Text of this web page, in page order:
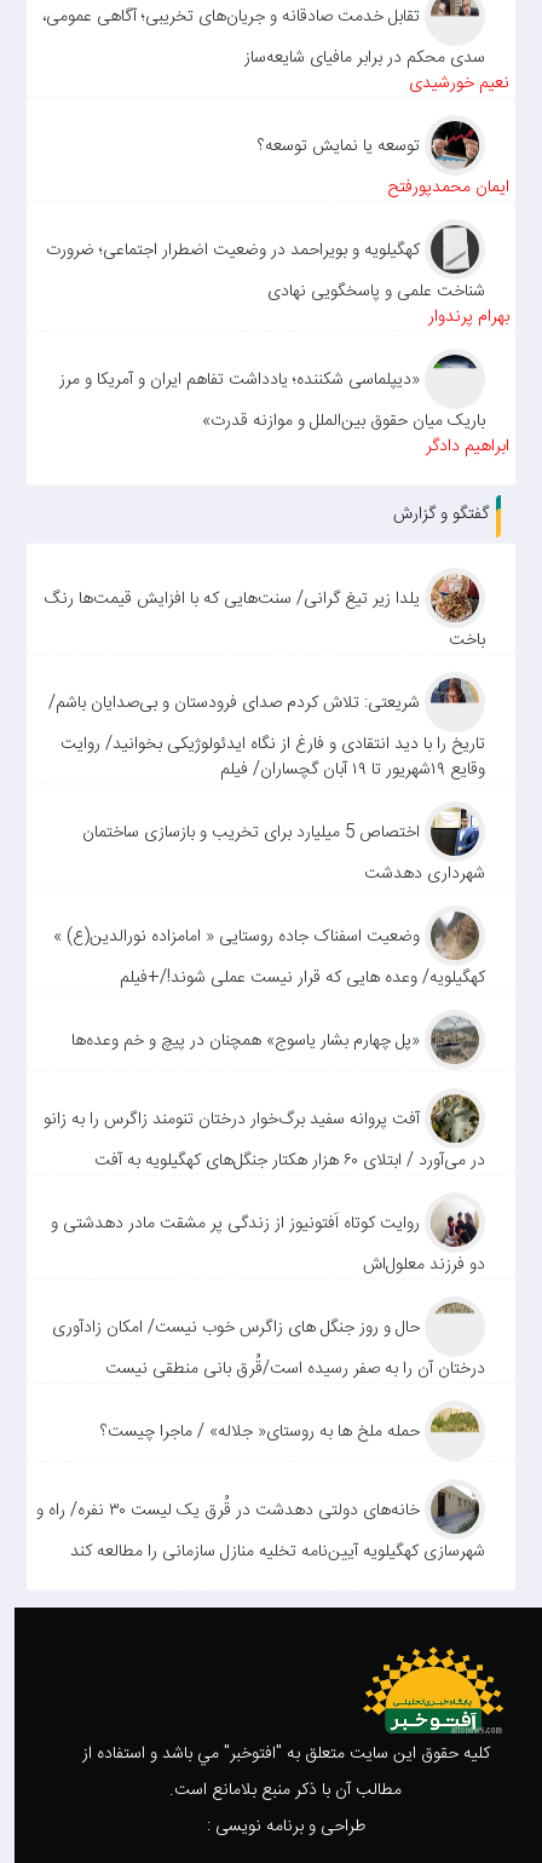
تقابل خدمت صادقانه و جریان‌های تخریبی؛ آگاهی عمومی،
سدی محکم در برابر مافیای شایعه‌ساز
نعیم خورشیدی
توسعه یا نمایش توسعه؟
ایمان محمدپورفتح
کهگیلویه و بویراحمد در وضعیت اضطرار اجتماعی؛ ضرورت
شناخت علمی و پاسخگویی نهادی
بهرام پرندوار
«دیپلماسی شکننده؛ یادداشت تفاهم ایران و آمریکا و مرز
باریک میان حقوق بین‌الملل و موازنه قدرت»
ابراهیم دادگر
گفتگو و گزارش
یلدا زیر تیغ گرانی/ سنت‌هایی که با افزایش قیمت‌ها رنگ
باخت
شریعتی: تلاش کردم صدای فرودستان و بی‌صدایان باشم/
تاریخ را با دید انتقادی و فارغ از نگاه ایدئولوژیکی بخوانید/ روایت
وقایع ۱۹شهریور تا ۱۹ آبان گچساران/ فیلم
اختصاص 5 میلیارد برای تخریب و بازسازی ساختمان
شهرداری دهدشت
وضعیت اسفناک جاده روستایی « امامزاده نورالدین(ع) »
کهگیلویه/ وعده هایی که قرار نیست عملی شوند!/+فیلم
«پل چهارم بشار یاسوج» همچنان در پیچ و خم وعده‌ها
آفت پروانه سفید برگ‌خوار درختان تنومند زاگرس را به زانو
در می‌آورد / ابتلای ۶۰ هزار هکتار جنگل‌های کهگیلویه به آفت
روایت کوتاه اَفتونیوز از زندگی پر مشقت مادر دهدشتی و
دو فرزند معلول‌اش
حال و روز جنگل های زاگرس خوب نیست/ امکان زادآوری
درختان آن را به صفر رسیده است/قُرق بانی منطقی نیست
حمله ملخ ها به روستای« جلاله» / ماجرا چیست؟
خانه‌های دولتی دهدشت در قُرق یک لیست ۳۰ نفره/ راه و
شهرسازی کهگیلویه آیین‌نامه تخلیه منازل سازمانی را مطالعه کند
کليه حقوق اين سايت متعلق به "افتوخبر" مي باشد و استفاده از
مطالب آن با ذکر منبع بلامانع است.
طراحی و برنامه نویسی :